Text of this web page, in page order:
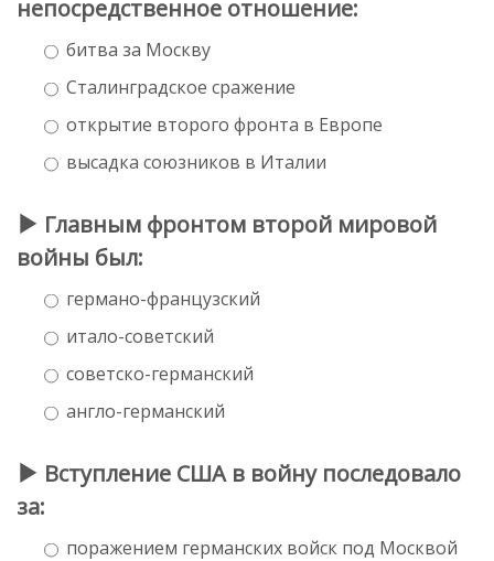
непосредственное отношение:
битва за Москву
Сталинградское сражение
открытие второго фронта в Европе
высадка союзников в Италии
Главным фронтом второй мировой
войны был:
германо-французский
итало-советский
советско-германский
англо-германский
Вступление США в войну последовало
за:
поражением германских войск под Москвой